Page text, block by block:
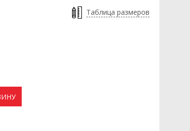
Таблица размеров